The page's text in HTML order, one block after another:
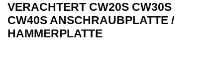
VERACHTERT CW20S CW30S
CW40S ANSCHRAUBPLATTE /
HAMMERPLATTE